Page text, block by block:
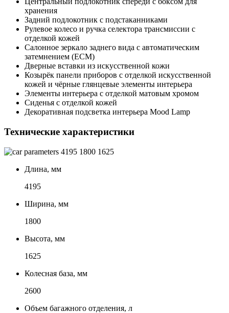
хранения
Задний подлокотник с подстаканниками
Рулевое колесо и ручка селектора трансмиссии с
отделкой кожей
Салонное зеркало заднего вида с автоматическим
затемнением (ECM)
Дверные вставки из искусственной кожи
Козырёк панели приборов с отделкой искусственной
кожей и чёрные глянцевые элементы интерьера
Элементы интерьера с отделкой матовым хромом
Сиденья с отделкой кожей
Декоративная подсветка интерьера Mood Lamp
Технические характеристики
4195 1800 1625
Длина, мм
4195
Ширина, мм
1800
Высота, мм
1625
Колесная база, мм
2600
Объем багажного отделения, л